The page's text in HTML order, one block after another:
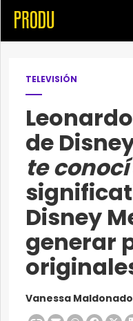
TELEVISIÓN
de
te conocí
Disney
generar
Vanessa Maldonado